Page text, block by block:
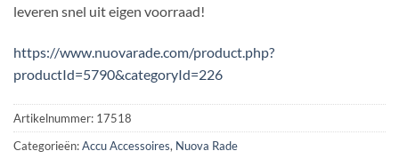
leveren snel uit eigen voorraad!
https://www.nuovarade.com/product.php?
productId=5790&categoryId=226
Artikelnummer: 17518
Categorieën:Accu Accessoires, Nuova Rade